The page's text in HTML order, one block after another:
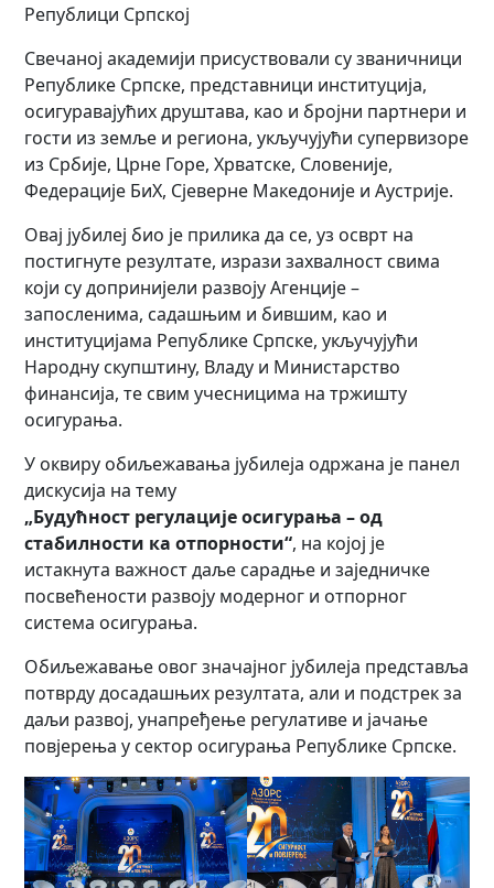
Републици Српској
Свечаној академији присуствовали су званичници
Републике Српске, представници институција,
осигуравајућих друштава, као и бројни партнери и
гости из земље и региона, укључујући супервизоре
из Србије, Црне Горе, Хрватске, Словеније,
Федерације БиХ, Сјеверне Македоније и Аустрије.
Овај јубилеј био је прилика да се, уз осврт на
постигнуте резултате, изрази захвалност свима
који су допринијели развоју Агенције –
запосленима, садашњим и бившим, као и
институцијама Републике Српске, укључујући
Народну скупштину, Владу и Министарство
финансија, те свим учесницима на тржишту
осигурања.
У оквиру обиљежавања јубилеја одржана је панел
дискусија на тему
„Будућност регулације осигурања – од
стабилности ка отпорности“, на којој је
истакнута важност даље сарадње и заједничке
посвећености развоју модерног и отпорног
система осигурања.
Обиљежавање овог значајног јубилеја представља
потврду досадашњих резултата, али и подстрек за
даљи развој, унапређење регулативе и јачање
повјерења у сектор осигурања Републике Српске.